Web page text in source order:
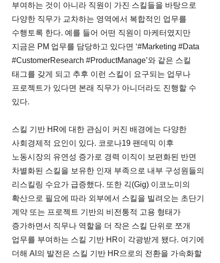
부여하는 것이 아니라 직원이 가진 스킬들을 바탕으로
다양한 직무가 교차하는 영역에서 복합적인 업무를
수행토록 한다. 예를 들어 어떤 직원이 마케터였지만
지금은 PM 업무를 담당하고 있다면 ‘#Marketing #Data
#CustomerResearch #ProductManage’와 같은 스킬
태그를 갖게 되고 추후 이런 스킬이 요구되는 업무나
프로젝트가 있다면 본래 직무가 아니더라도 진행할 수
있다.
스킬 기반 HR에 대한 관심이 커진 배경에는 다양한
사회경제적 요인이 있다. 코로나19 팬데믹 이후
노동시장의 유연성 증가로 경력 이직이 보편화된 반면
차별화된 스킬을 보유한 인재 부족으로 내부 구성원들의
리스킬링 수요가 급증했다. 또한 긱(Gig) 이코노미의
확산으로 필요에 따라 외부에서 스킬을 빌려오는 초단기
계약 또는 프로젝트 기반의 비전통적 고용 형태가
증가하면서 직무나 역할을 더 작은 스킬 단위로 쪼개
업무를 부여하는 스킬 기반 HR이 각광받게 됐다. 여기에
더해 AI의 발전은 스킬 기반 HR으로의 전환을 가속화할